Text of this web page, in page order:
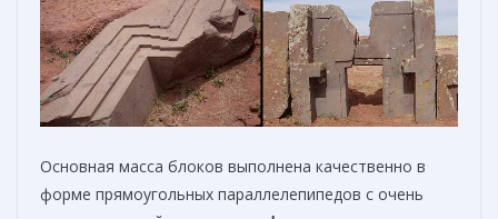
Основная масса блоков выполнена качественно в
форме прямоугольных параллелепипедов с очень